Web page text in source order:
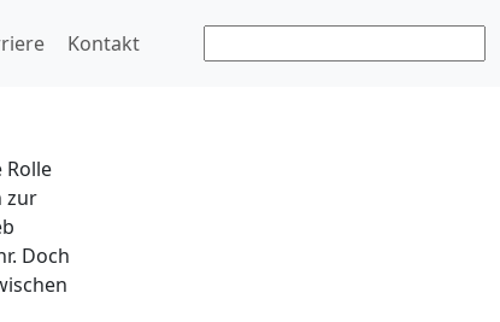
Kontakt
zur
Doch